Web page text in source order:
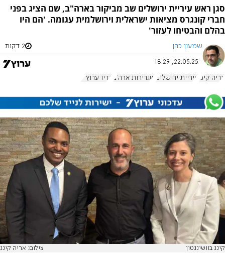
סגן ראש עיריית ירושלים שב מביקור בארה"ב, שם הציג בפני
חברי קונגרס מציאות ישראלית וירושלמית עגומה. 'הם היו
בהלם והבטיחו לעזור'
שמעון כהן 2 דקות
22.05.25, 18:29
אריה קינג עיריית ירושלים שגרירות ארה"ב רדיו ערוץ 7
קינג בוושינגטון צילום: אריה קינג